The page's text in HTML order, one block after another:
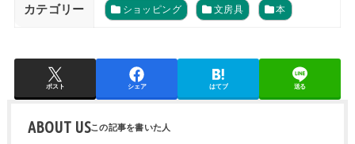
カテゴリー ショッピング 文房具 本
ポスト シェア はてブ 送る
ABOUT US